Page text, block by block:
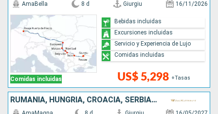
Comidas incluidas
AmaBella 8 d Giurgiu 16/11/2026
US$ 5,298 +Tasas
Bebidas incluidas
Excursiones incluidas
Servicio y Experiencia de Lujo
Comidas incluidas
RUMANIA, HUNGRÍA, CROACIA, SERBIA, BULGARIA